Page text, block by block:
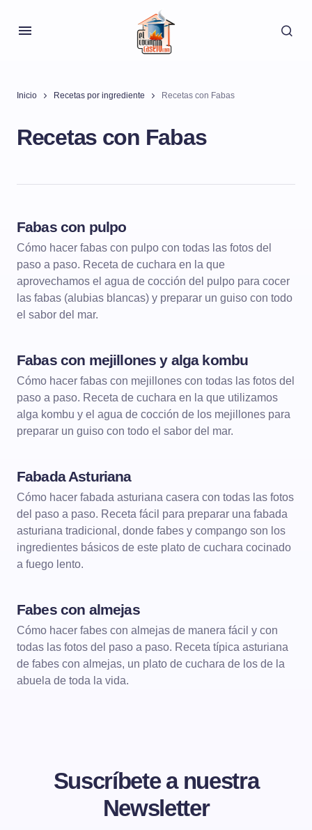
Inicio Recetas por ingrediente Recetas con Fabas
Recetas con Fabas
Fabas con pulpo
Cómo hacer fabas con pulpo con todas las fotos del
paso a paso. Receta de cuchara en la que
aprovechamos el agua de cocción del pulpo para cocer
las fabas (alubias blancas) y preparar un guiso con todo
el sabor del mar.
Fabas con mejillones y alga kombu
Cómo hacer fabas con mejillones con todas las fotos del
paso a paso. Receta de cuchara en la que utilizamos
alga kombu y el agua de cocción de los mejillones para
preparar un guiso con todo el sabor del mar.
Fabada Asturiana
Cómo hacer fabada asturiana casera con todas las fotos
del paso a paso. Receta fácil para preparar una fabada
asturiana tradicional, donde fabes y compango son los
ingredientes básicos de este plato de cuchara cocinado
a fuego lento.
Fabes con almejas
Cómo hacer fabes con almejas de manera fácil y con
todas las fotos del paso a paso. Receta típica asturiana
de fabes con almejas, un plato de cuchara de los de la
abuela de toda la vida.
Suscríbete a nuestra
Newsletter